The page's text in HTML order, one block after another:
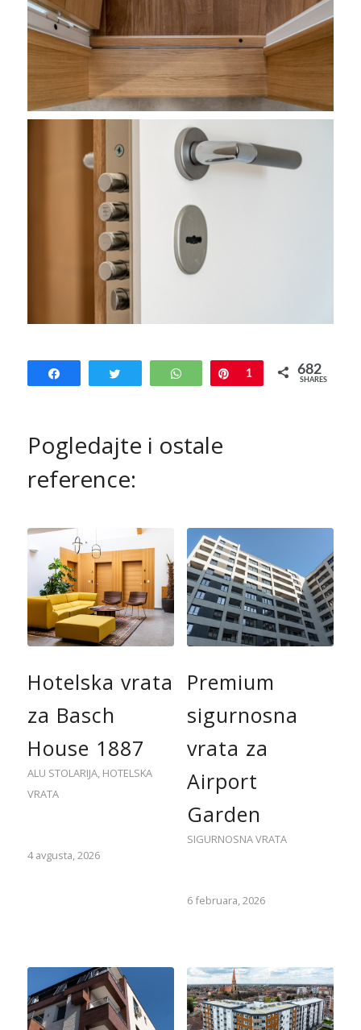
WhatsApp Pin
1 682
SHARES
Pogledajte i ostale
reference:
Hotelska vrata
za Basch
House 1887
ALU STOLARIJA, HOTELSKA
VRATA
4 avgusta, 2026
Premium
sigurnosna
vrata za
Airport
Garden
SIGURNOSNA VRATA
6 februara, 2026